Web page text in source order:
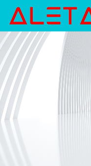
Главная
Продукция
Новости
О Hас
Контакты